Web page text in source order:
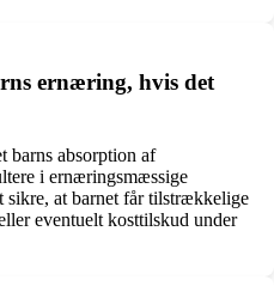
ernæring, hvis det
barns absorption af
i ernæringsmæssige
sikre, at barnet får tilstrækkelige
eventuelt kosttilskud under